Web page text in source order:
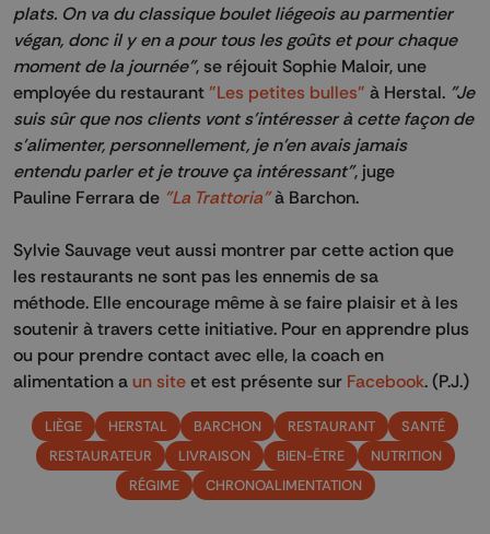
plats. On va du classique boulet liégeois au parmentier
végan, donc il y en a pour tous les goûts et pour chaque
moment de la journée", se réjouit Sophie Maloir, une
employée du restaurant "Les petites bulles" à Herstal. "Je
suis sûr que nos clients vont s'intéresser à cette façon de
s'alimenter, personnellement, je n'en avais jamais
entendu parler et je trouve ça intéressant", juge
Pauline Ferrara de "La Trattoria"à Barchon.
Sylvie Sauvage veut aussi montrer par cette action que
les restaurants ne sont pas les ennemis de sa
méthode. Elle encourage même à se faire plaisir et à les
soutenir à travers cette initiative. Pour en apprendre plus
ou pour prendre contact avec elle, la coach en
alimentation a un site et est présente sur Facebook. (P.J.)
LIÈGE HERSTAL BARCHON RESTAURANT
SANTÉ
RESTAURATEUR
LIVRAISON BIEN-ÊTRE
NUTRITION
RÉGIME
CHRONOALIMENTATION